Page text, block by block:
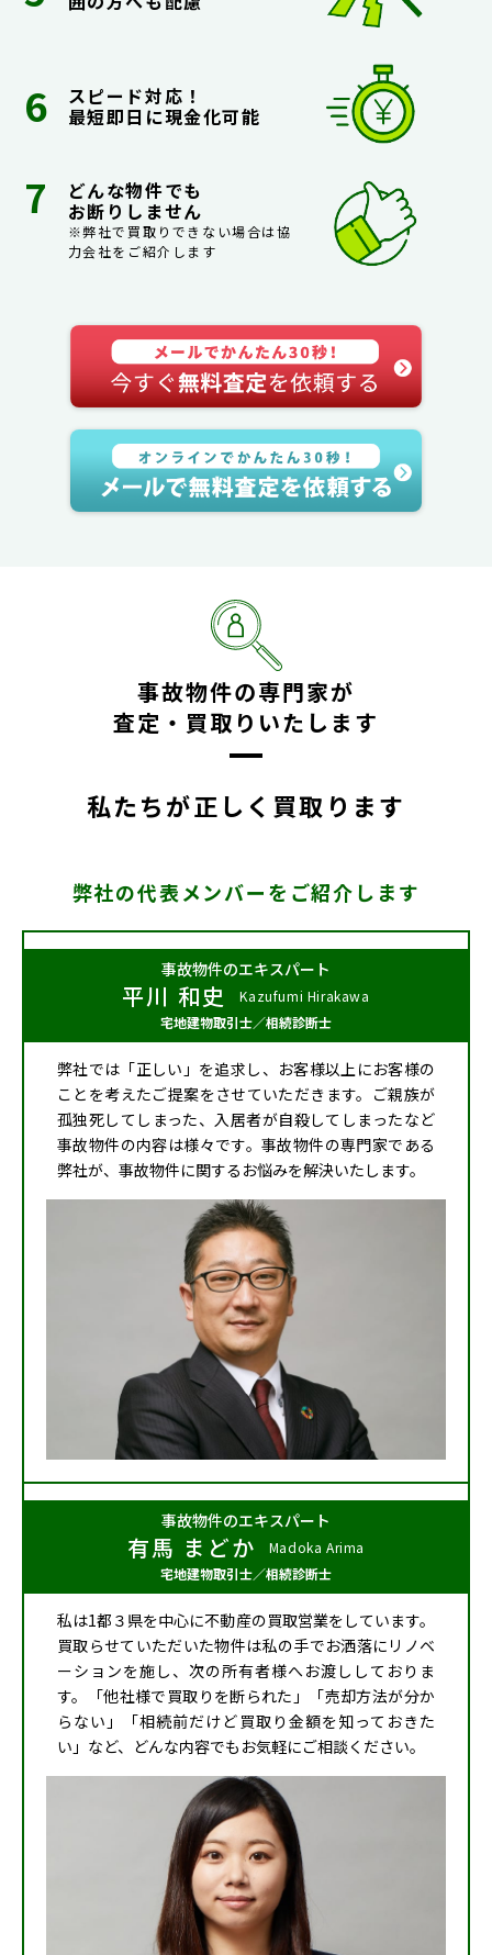
スピード対応！
最短即日に現金化可能
どんな物件でも
お断りしません
※弊社で買取りできない場合は協
力会社をご紹介します
事故物件の専門家が
査定・買取りいたします
私たちが正しく買取ります
弊社の代表メンバーをご紹介します
事故物件のエキスパート
平川 和史
Kazufumi Hirakawa
宅地建物取引士／相続診断士
弊社では「正しい」を追求し、お客様以上にお客様の
ことを考えたご提案をさせていただきます。ご親族が
孤独死してしまった、入居者が自殺してしまったなど
事故物件の内容は様々です。事故物件の専門家である
弊社が、事故物件に関するお悩みを解決いたします。
事故物件のエキスパート
有馬 まどか
Madoka Arima
宅地建物取引士／相続診断士
私は1都３県を中心に不動産の買取営業をしています。
買取らせていただいた物件は私の手でお洒落にリノベ
ーションを施し、次の所有者様へお渡ししておりま
す。「他社様で買取りを断られた」「売却方法が分か
らない」「相続前だけど買取り金額を知っておきた
い」など、どんな内容でもお気軽にご相談ください。